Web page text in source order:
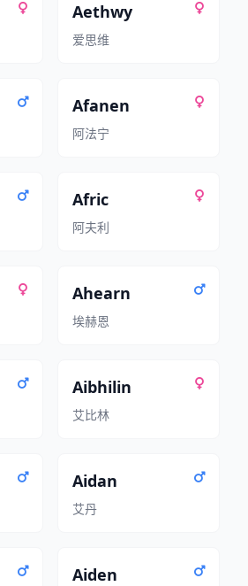
Aethwy
爱思维
Afanen
阿法宁
Afric
阿夫利
Ahearn
埃赫恩
Aibhilin
艾比林
Aidan
艾丹
Aiden